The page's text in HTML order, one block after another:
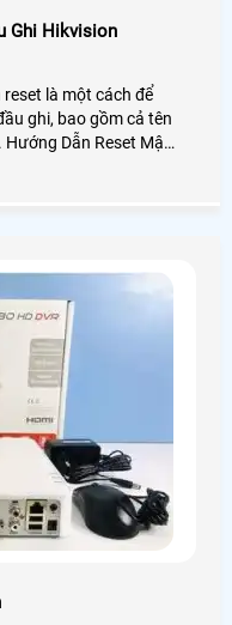
Ghi Hikvision
là một cách để
ghi, bao gồm cả tên